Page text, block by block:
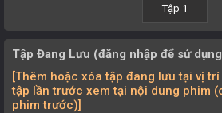
Tập 1
Tập Đang Lưu (đăng nhập để sử
[Thêm hoặc xóa tập đang lưu tại vị
tập lần trước xem tại nội dung phim
phim trước)]